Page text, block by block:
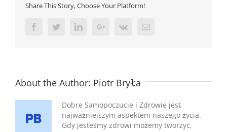
Share This Story, Choose Your Platform!
FacebookTwitterLinkedinGoogle+Vk Email
About the Author: Piotr Bryła
Dobre Samopoczucie i Zdrowie jest
najważniejszym aspektem naszego życia.
Gdy jesteśmy zdrowi możemy tworzyć,